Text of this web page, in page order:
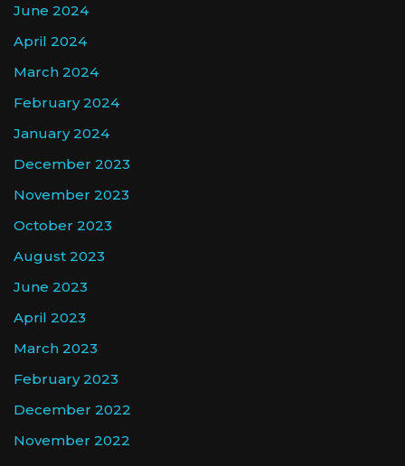
June 2024
April 2024
March 2024
February 2024
January 2024
December 2023
November 2023
October 2023
August 2023
June 2023
April 2023
March 2023
February 2023
December 2022
November 2022